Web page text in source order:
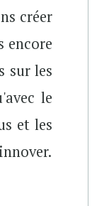
créer
encore
sur les
le
et les